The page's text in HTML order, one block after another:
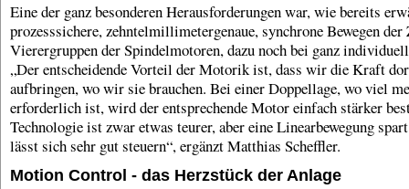
Eine der ganz besonderen Herausforderungen war, wie bereits
prozesssichere, zehntelmillimetergenaue, synchrone Bewegen
Vierergruppen der Spindelmotoren, dazu noch bei ganz
„Der entscheidende Vorteil der Motorik ist, dass wir die Kraft
aufbringen, wo wir sie brauchen. Bei einer Doppellage, wo viel
erforderlich ist, wird der entsprechende Motor einfach stärker
Technologie ist zwar etwas teurer, aber eine Linearbewegung
lässt sich sehr gut steuern“, ergänzt Matthias Scheffler.
Motion Control - das Herzstück der Anlage